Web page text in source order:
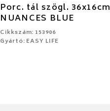
Porc. tál szögl. 36x16cm
NUANCES BLUE
Cikkszám: 153906
Gyártó: EASY LIFE